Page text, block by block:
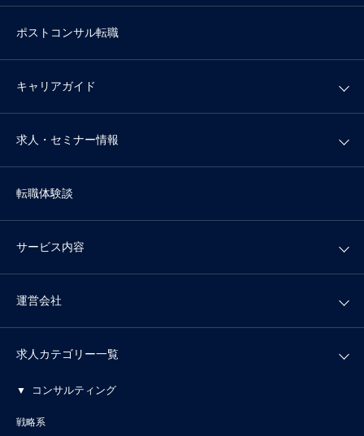
ポストコンサル転職
キャリアガイド
求人・セミナー情報
転職体験談
サービス内容
運営会社
求人カテゴリー一覧
コンサルティング
戦略系